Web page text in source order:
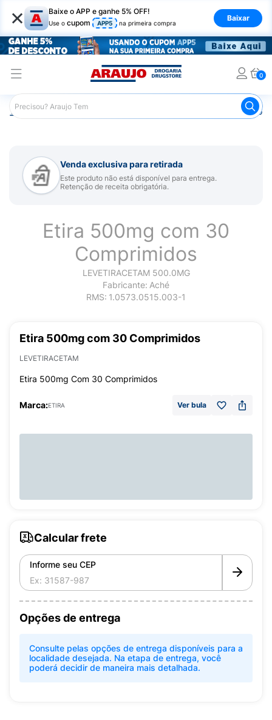
× Baixe o APP e ganhe 5% OFF!
Use o cupom APP5 na primeira compra
Baixar
0
Araujo Medicamentos Remédio para Sistema Nervoso
Venda exclusiva para retirada
Este produto não está disponível para entrega.
Retenção de receita obrigatória.
Etira 500mg com 30
Comprimidos
LEVETIRACETAM 500.0MG
Fabricante: Aché
RMS: 1.0573.0515.003-1
Etira 500mg com 30 Comprimidos
LEVETIRACETAM
Etira 500mg Com 30 Comprimidos
Marca:ETIRA Ver bula
Calcular frete
Informe seu CEP
Opções de entrega
Consulte pelas opções de entrega disponíveis para a
localidade desejada. Na etapa de entrega, você
poderá decidir de maneira mais detalhada.